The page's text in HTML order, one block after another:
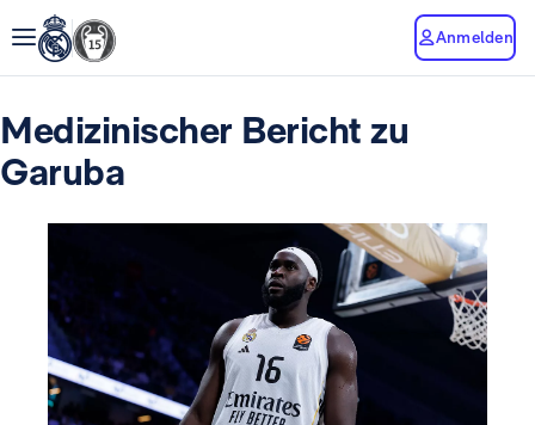
Anmelden
Medizinischer Bericht zu
Garuba